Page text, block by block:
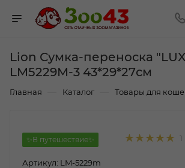
Lion Сумка-переноска
LM5229M-3 43*29*27см
Главная Каталог Товары для
✨В путешествие✨ 1
Артикул: LM-5229m